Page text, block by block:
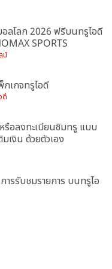
ลโลก 2026 ฟรีบนทรูไอดี
SPORTS
น์
กเกจทรูไอดี
ดี
อลงทะเบียนซิมทรู แบบ
มเงิน ด้วยตัวเอง
ารรับชมรายการ บนทรูไอ